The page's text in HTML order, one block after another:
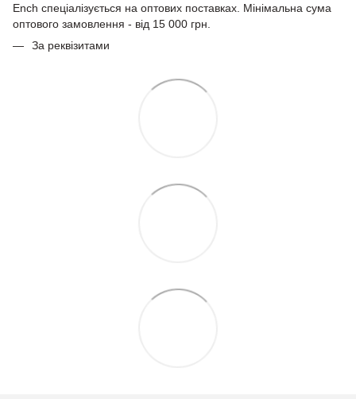
Ench спеціалізується на оптових поставках. Мінімальна сума
оптового замовлення - від 15 000 грн.
За реквізитами